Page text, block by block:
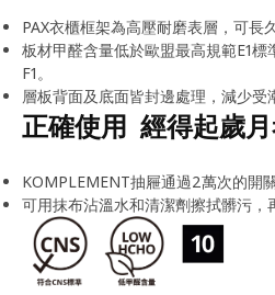
PAX衣櫃框架為高壓耐磨表層，可長
板材甲醛含量低於歐盟最高規範E1
F1。
層板背面及底面皆封邊處理，減少受
正確使用 經得起歲
KOMPLEMENT抽屜通過2萬次的開
可用抹布沾溫水和清潔劑擦拭髒污，